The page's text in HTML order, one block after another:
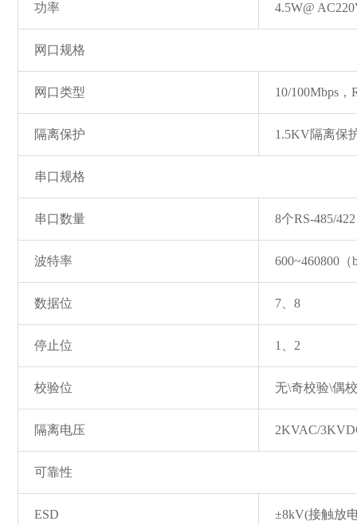
功率 4.5W@
网口规格
网口类型 10/100Mbps
隔离保护 1.5KV隔离保
串口规格
串口数量 8个RS-485/422
波特率 600~460800（
数据位 7、8
停止位 1、2
校验位 无\奇校验\偶
隔离电压 2KVAC/
可靠性
ESD ±8kV(接触放